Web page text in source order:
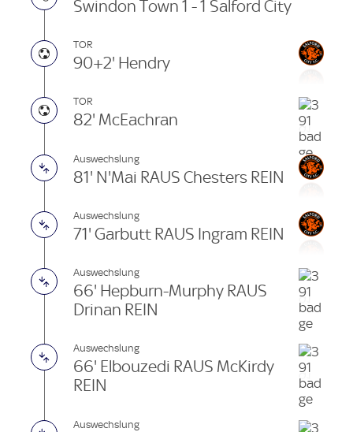
Swindon Town 1 - 1 Salford City
TOR
90+2' Hendry
TOR
82' McEachran
Auswechslung
81' N'Mai RAUS Chesters REIN
Auswechslung
71' Garbutt RAUS Ingram REIN
Auswechslung
66' Hepburn-Murphy RAUS
Drinan REIN
Auswechslung
66' Elbouzedi RAUS McKirdy
REIN
Auswechslung